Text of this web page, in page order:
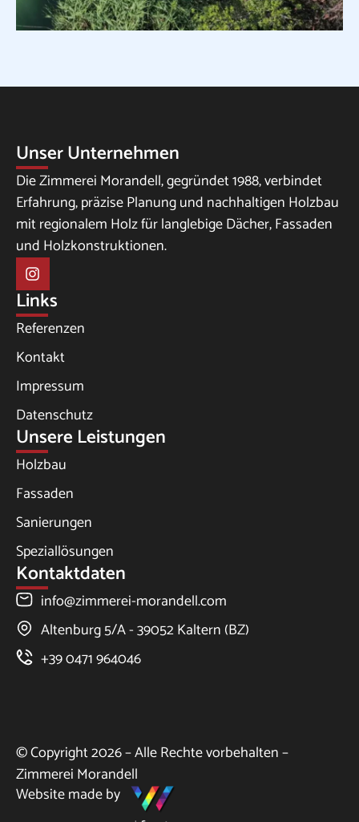
Unser Unternehmen
Die Zimmerei Morandell, gegründet 1988, verbindet
Erfahrung, präzise Planung und nachhaltigen Holzbau
mit regionalem Holz für langlebige Dächer, Fassaden
und Holzkonstruktionen.
Links
Referenzen
Kontakt
Impressum
Datenschutz
Unsere Leistungen
Holzbau
Fassaden
Sanierungen
Speziallösungen
Kontaktdaten
info@zimmerei-morandell.com
Altenburg 5/A - 39052 Kaltern (BZ)
+39 0471 964046
© Copyright 2026 – Alle Rechte vorbehalten –
Zimmerei Morandell
Website made by